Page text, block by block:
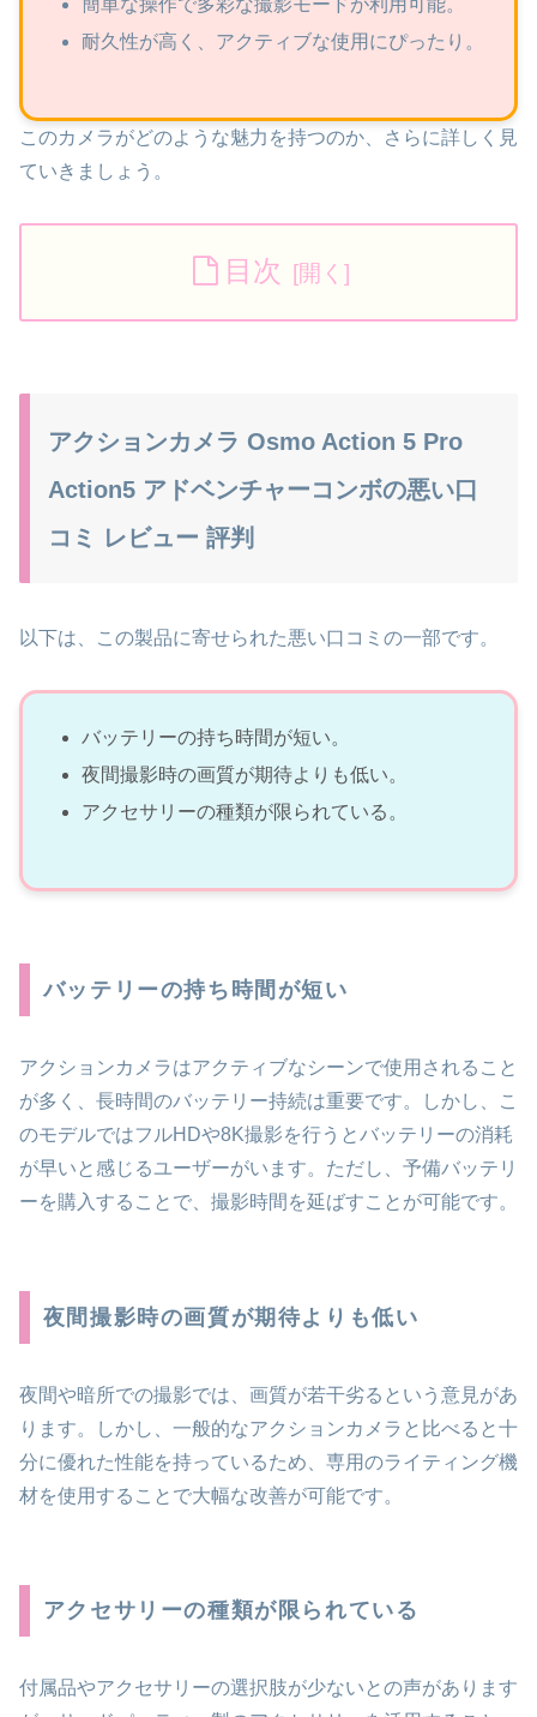
耐久性が高く、アクティブな使用にぴったり。
このカメラがどのような魅力を持つのか、さらに詳しく見
ていきましょう。
目次
アクションカメラ Osmo Action 5 Pro
Action5 アドベンチャーコンボの悪い口
コミ レビュー 評判
以下は、この製品に寄せられた悪い口コミの一部です。
バッテリーの持ち時間が短い。
夜間撮影時の画質が期待よりも低い。
アクセサリーの種類が限られている。
バッテリーの持ち時間が短い
アクションカメラはアクティブなシーンで使用されること
が多く、長時間のバッテリー持続は重要です。しかし、こ
のモデルではフルHDや8K撮影を行うとバッテリーの消耗
が早いと感じるユーザーがいます。ただし、予備バッテリ
ーを購入することで、撮影時間を延ばすことが可能です。
夜間撮影時の画質が期待よりも低い
夜間や暗所での撮影では、画質が若干劣るという意見があ
ります。しかし、一般的なアクションカメラと比べると十
分に優れた性能を持っているため、専用のライティング機
材を使用することで大幅な改善が可能です。
アクセサリーの種類が限られている
付属品やアクセサリーの選択肢が少ないとの声があります